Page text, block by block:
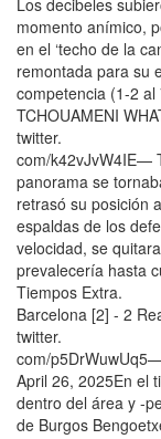
Los decibeles
momento anímico,
en el ‘techo de la
remontada para su
competencia (1-2 al
TCHOUAMENI
twitter.
com/k42vJvW4IE—
panorama se
retrasó su posición
espaldas de los
velocidad, se
prevalecería hasta
Tiempos Extra.
Barcelona [2] - 2
twitter.
com/
April 26, 2025En el
dentro del área y -
de Burgos